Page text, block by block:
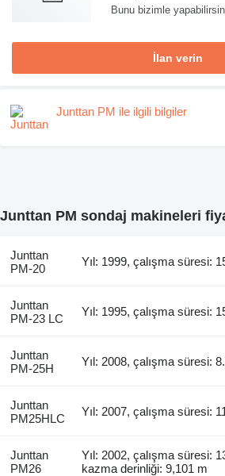
Bunu bizimle
İlan verin
Junttan PM ile ilgili bilgiler
Junttan PM sondaj makineleri
Junttan
PM-20
Yıl: 1999, çalışma süresi:
Junttan
PM-23 LC
Yıl: 1995, çalışma süresi:
Junttan
PM-25H
Yıl: 2008, çalışma süresi:
Junttan
PM25HLC
Yıl: 2007, çalışma süresi:
Junttan
PM26
Yıl: 2002, çalışma süresi:
kazma derinliği: 9,101 m